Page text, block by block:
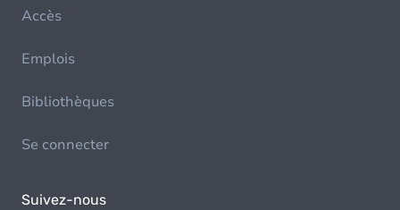
Accès
Emplois
Bibliothèques
Se connecter
Suivez-nous